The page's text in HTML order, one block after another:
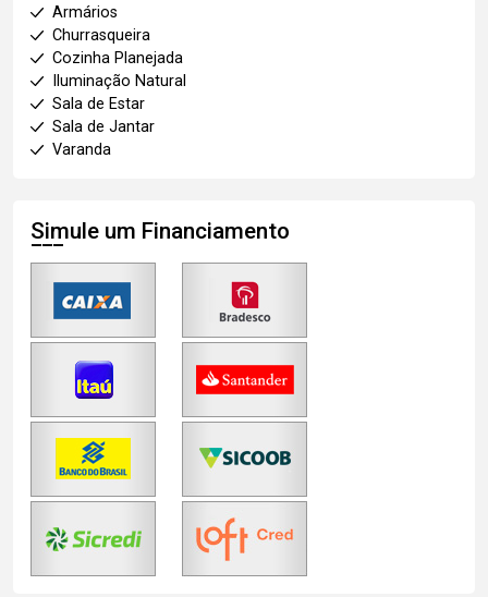
Armários
Churrasqueira
Cozinha Planejada
Iluminação Natural
Sala de Estar
Sala de Jantar
Varanda
Simule um Financiamento